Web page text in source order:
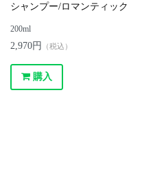
シャンプー/ロマンティック
200ml
2,970円 （税込）
購入